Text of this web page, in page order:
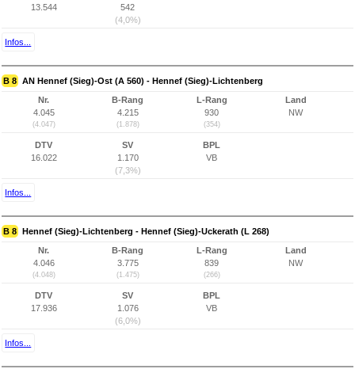
13.544
542
(4,0%)
Infos...
B 8 AN Hennef (Sieg)-Ost (A 560) - Hennef (Sieg)-Lichtenberg
Nr.
4.045
(4.047)
B-Rang
4.215
(1.878)
L-Rang
930
(354)
Land
NW
DTV
16.022
SV
1.170
(7,3%)
BPL
VB
Infos...
B 8 Hennef (Sieg)-Lichtenberg - Hennef (Sieg)-Uckerath (L 268)
Nr.
4.046
(4.048)
B-Rang
3.775
(1.475)
L-Rang
839
(266)
Land
NW
DTV
17.936
SV
1.076
(6,0%)
BPL
VB
Infos...